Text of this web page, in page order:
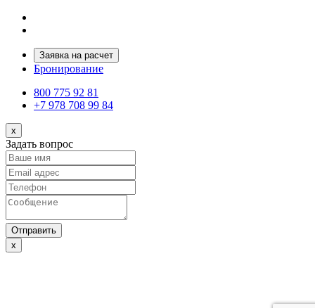
Заявка на расчет
Бронирование
800 775 92 81
+7 978 708 99 84
x
Задать вопрос
Отправить
x